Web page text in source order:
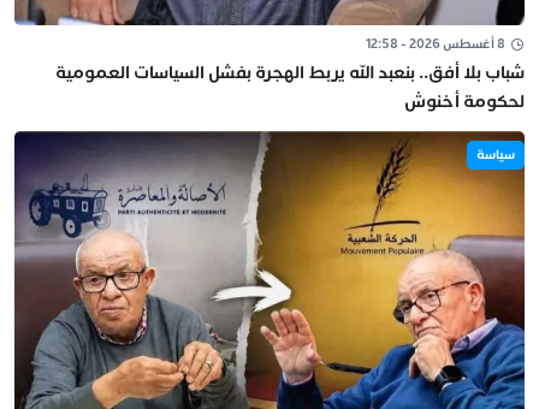
8 أغسطس 2026 - 12:58
شباب بلا أفق.. بنعبد الله يربط الهجرة بفشل السياسات العمومية
لحكومة أخنوش
سياسة